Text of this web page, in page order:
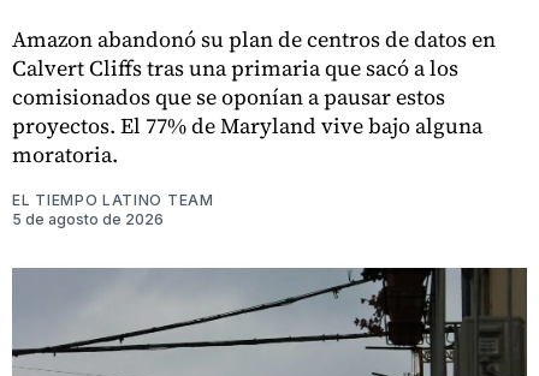
Amazon abandonó su plan de centros de datos en
Calvert Cliffs tras una primaria que sacó a los
comisionados que se oponían a pausar estos
proyectos. El 77% de Maryland vive bajo alguna
moratoria.
EL TIEMPO LATINO TEAM
5 de agosto de 2026